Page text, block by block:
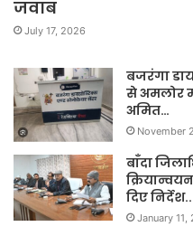
जवाब
July 17, 2026
बजरंगा
से अमलोर
अमित…
November
बाँदा
दिए निर्देश..
January 11,